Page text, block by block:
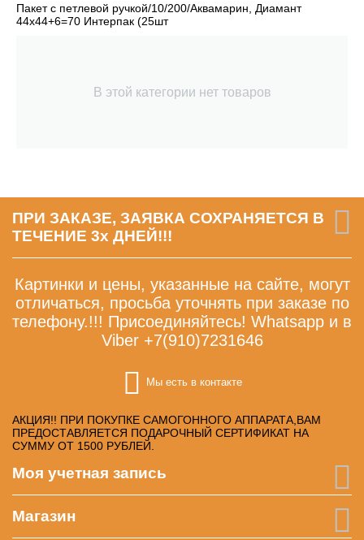
Пакет с петлевой ручкой/10/200/Аквамарин, Диамант
44х44+6=70 Интерпак (25шт
В этой категории нет товаров
ПРИ ЗАКАЗЕ, ЗАЯВКА СОХРАНЯЕТСЯ В
ТЕЧЕНИЕ 3х ДНЕЙ!!!
Картинки и цены, указанные на сайте, могут
отличаться, просьба уточнять при заказе по
телефону.!!! Присоединяйтесь! Whatsapp и в
Viber +7(910)7231646
Мы есть в контакте
АКЦИЯ!! ПРИ ПОКУПКЕ САМОГОННОГО АППАРАТА,ВАМ
ПРЕДОСТАВЛЯЕТСЯ ПОДАРОЧНЫЙ СЕРТИФИКАТ НА
СУММУ ОТ 1500 РУБЛЕЙ.
Моя учетная запись
Магазин